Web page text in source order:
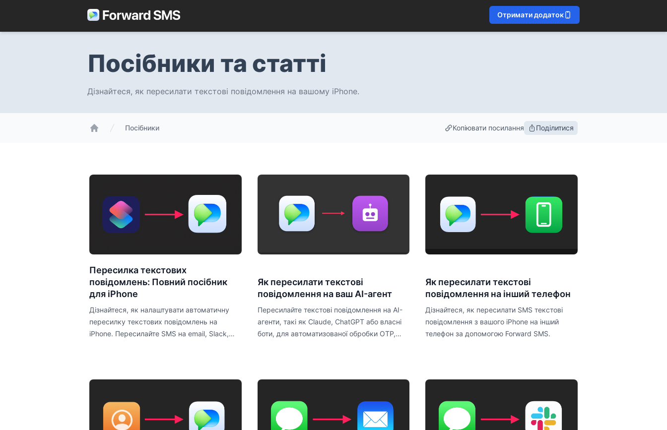
Отримати додаток
Посібники та статті
Дізнайтеся, як пересилати текстові повідомлення на вашому iPhone.
Посібники Копіювати посилання Поділитися
Пересилка текстових
повідомлень: Повний посібник
для iPhone
Дізнайтеся, як налаштувати автоматичну
пересилку текстових повідомлень на
iPhone. Пересилайте SMS на email, Slack,
Як пересилати текстові
повідомлення на ваш AI-агент
Пересилайте текстові повідомлення на AI-
агенти, такі як Claude, ChatGPT або власні
боти, для автоматизованої обробки OTP,
Як пересилати текстові
повідомлення на інший телефон
Дізнайтеся, як пересилати SMS текстові
повідомлення з вашого iPhone на інший
телефон за допомогою Forward SMS.